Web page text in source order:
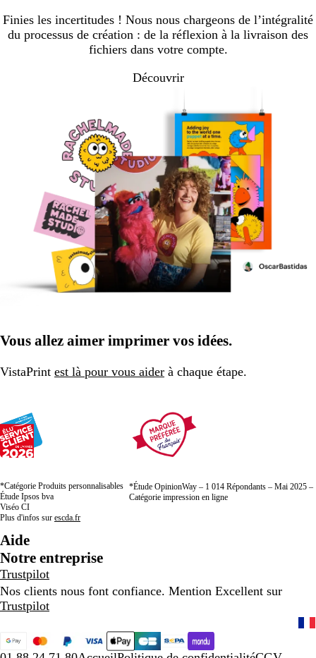
Finies les incertitudes ! Nous nous chargeons de l’intégralité
du processus de création : de la réflexion à la livraison des
fichiers dans votre compte.
Découvrir
Vous allez aimer imprimer vos idées.
VistaPrint est là pour vous aider à chaque étape.
*Catégorie Produits personnalisables
Étude Ipsos bva
Viséo CI
Plus d'infos sur escda.fr
*Étude OpinionWay – 1 014 Répondants – Mai 2025 –
Catégorie impression en ligne
Aide
Notre entreprise
Trustpilot
Nos clients nous font confiance. Mention Excellent sur
Trustpilot